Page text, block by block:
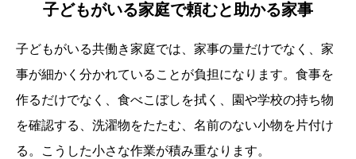
子どもがいる家庭で頼むと助かる家事
子どもがいる共働き家庭では、家事の量だけでなく、家
事が細かく分かれていることが負担になります。食事を
作るだけでなく、食べこぼしを拭く、園や学校の持ち物
を確認する、洗濯物をたたむ、名前のない小物を片付け
る。こうした小さな作業が積み重なります。